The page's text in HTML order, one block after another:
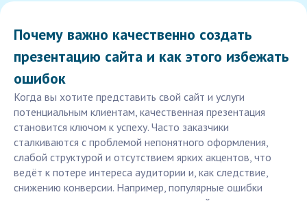
Почему важно качественно создать
презентацию сайта и как этого избежать
ошибок
Когда вы хотите представить свой сайт и услуги
потенциальным клиентам, качественная презентация
становится ключом к успеху. Часто заказчики
сталкиваются с проблемой непонятного оформления,
слабой структурой и отсутствием ярких акцентов, что
ведёт к потере интереса аудитории и, как следствие,
снижению конверсии. Например, популярные ошибки